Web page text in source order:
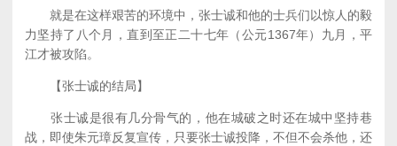
就是在这样艰苦的环境中，张士诚和他的士兵们以惊人的毅
力坚持了八个月，直到至正二十七年（公元1367年）九月，平
江才被攻陷。
【张士诚的结局】
张士诚是很有几分骨气的，他在城破之时还在城中坚持巷
战，即使朱元璋反复宣传，只要张士诚投降，不但不会杀他，还